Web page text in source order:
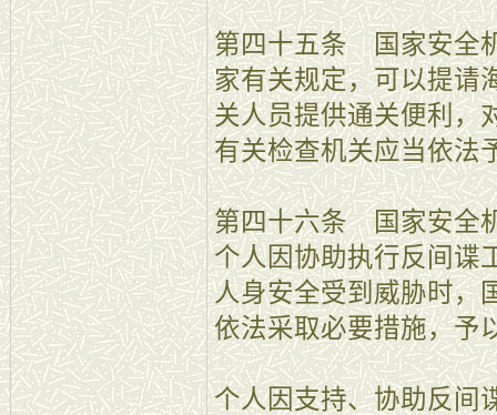
第四十五条 国家安全
家有关规定，可以提请
关人员提供通关便利，
有关检查机关应当依法
第四十六条 国家安全
个人因协助执行反间谍
人身安全受到威胁时，
依法采取必要措施，予
个人因支持、协助反间